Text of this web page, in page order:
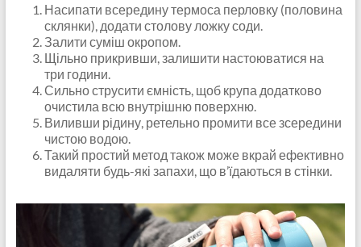
Насипати всередину термоса перловку (половина
склянки), додати столову ложку соди.
Залити суміш окропом.
Щільно прикривши, залишити настоюватися на
три години.
Сильно струсити ємність, щоб крупа додатково
очистила всю внутрішню поверхню.
Виливши рідину, ретельно промити все зсередини
чистою водою.
Такий простий метод також може вкрай ефективно
видаляти будь-які запахи, що в’їдаються в стінки.